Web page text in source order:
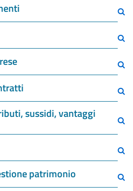
sussidi, vantaggi
patrimonio